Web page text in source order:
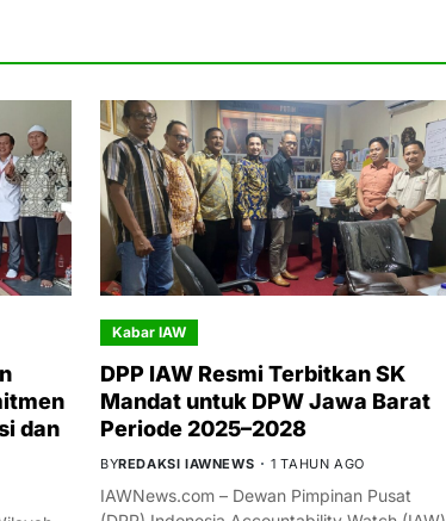
dan
Kabar IAW
DPP IAW Resmi Terbitkan SK
Mandat untuk DPW Jawa Barat
Periode 2025–2028
BYREDAKSI IAWNEWS 1 TAHUN AGO
IAWNews.com – Dewan Pimpinan Pusat